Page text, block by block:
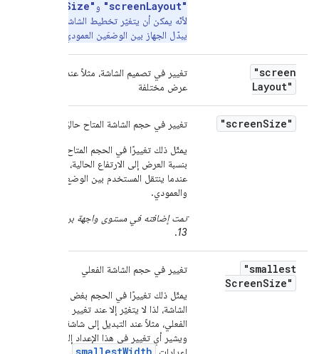
"screenLayout" و "screenSize"
لأنّه يمكن أن يتغيّر تخطيط الشاشة وحجمها عندما
يبدّل الجهاز بين الوضعَين العمودي والأفقي.
"screen
Layout"
تغيير في تصميم الشاشة، مثلاً عند تفعيل شاشة
عرض مختلفة
"screenSize"
تغيير في حجم الشاشة المتاح حاليًا
يمثّل ذلك تغييرًا في الحجم المتاح حاليًا، مقارنةً
بنسبة العرض إلى الارتفاع الحالية، وبالتالي يتغيّر
عندما ينتقل المستخدم بين الوضع الأفقي
والعمودي.
تمت إضافته في مستوى واجهة برمجة التطبيقات
13
.
"smallest
ScreenSize"
تغيير في حجم الشاشة الفعلي
يمثّل ذلك تغييرًا في الحجم بغض النظر عن اتجاه
الشاشة، لذا لا يتغيّر إلا عند تغيير حجم الشاشة
الفعلي، مثلاً عند التبديل إلى شاشة عرض خارجية.
ويشير أي تغيير في هذا الإعداد إلى تغيير في